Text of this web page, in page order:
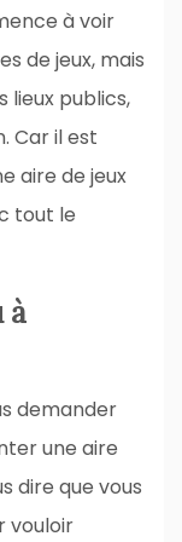
à voir
de jeux, mais
lieux publics,
Car il est
aire de jeux
tout le
à
demander
une aire
dire que vous
vouloir